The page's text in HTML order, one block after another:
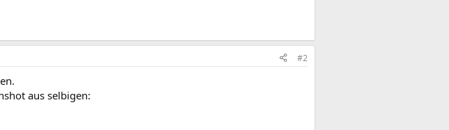
#2
aus selbigen: